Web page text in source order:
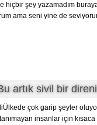
hiçbir şey yazamadım
ama seni yine de
artık sivil bir
Ülkede çok garip şeyler
insanlar için